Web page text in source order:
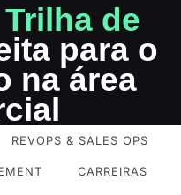
Trilha de
para o
na área
REVOPS & SALES OPS
CARREIRAS